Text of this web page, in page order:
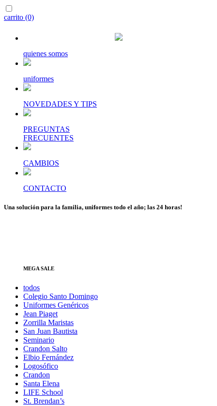
carrito (0)
quienes somos
uniformes
NOVEDADES Y TIPS
PREGUNTAS
FRECUENTES
CAMBIOS
CONTACTO
Una solución para la familia, uniformes todo el año; las 24 horas!
MEGA SALE
todos
Colegio Santo Domingo
Uniformes Genéricos
Jean Piaget
Zorrilla Maristas
San Juan Bautista
Seminario
Crandon Salto
Elbio Fernández
Logosófico
Crandon
Santa Elena
LIFE School
St. Brendan’s